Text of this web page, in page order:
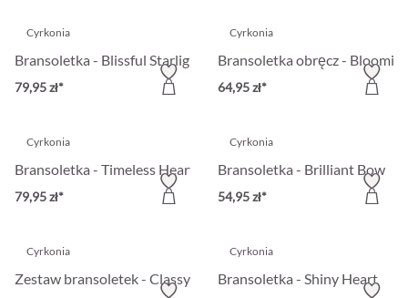
Cyrkonia
Bransoletka - Blissful Starlight
79,95 zł*
Cyrkonia
Bransoletka obręcz -
64,95 zł*
Cyrkonia
Bransoletka - Timeless Heart
79,95 zł*
Cyrkonia
Bransoletka - Brilliant Bow
54,95 zł*
Cyrkonia
Zestaw bransoletek - Classy Chains
Cyrkonia
Bransoletka - Shiny Heart